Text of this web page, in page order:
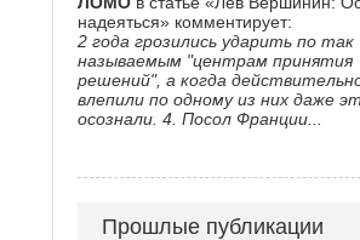
надеяться» комментирует:
2 года грозились ударить по так
называемым "центрам принятия
решений", а когда
влепили по одному из них даже
осознали. 4. Посол Франции...
Прошлые публикации